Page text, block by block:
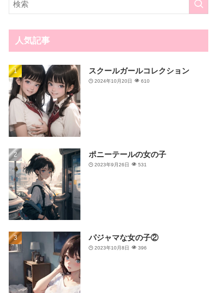
人気記事
スクールガールコレクション
2024年10月20日 610
ポニーテールの女の子
2023年9月26日 531
パジャマな女の子②
2023年10月8日 396